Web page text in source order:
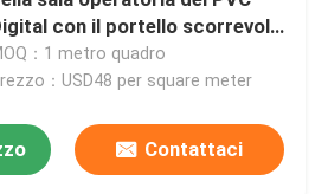
con il portello scorrevole
：1 metro quadro
：USD48 per square meter
Contattaci